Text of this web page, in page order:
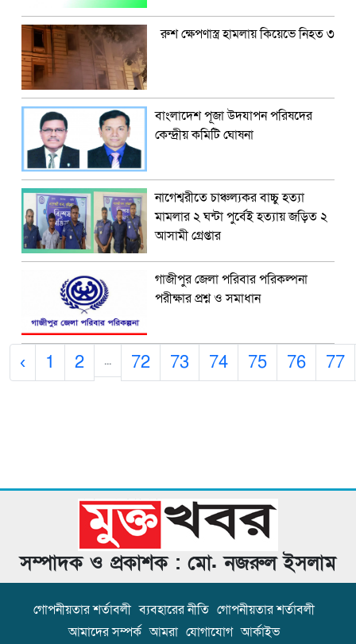
রুশ ক্ষেপণাস্ত্র হামলায় কিয়েভে নিহত ৩
বাংলাদেশ পূজা উদযাপন পরিষদের
কেন্দ্রীয় কমিটি ঘোষনা
নাগেশ্বরীতে চাঞ্চল্যকর বাচ্চু হত্যা
মামলার ২ ঘন্টা পুর্বেই হত্যায় জড়িত ২
আসামী গ্রেপ্তার
গাজীপুর জেলা পরিবার পরিকল্পনা
পরীক্ষার প্রশ্ন ও সমাধান
‹ 1 2 ... 72 73 74 75 76 77
সম্পাদক ও প্রকাশক : মো. নজরুল ইসলাম
গোপনীয়তার শর্তাবলী ব্যবহারের নীতি গোপনীয়তার শর্তাবলী
আমাদের সম্পর্ক আমরা যোগাযোগ আর্কাইভ